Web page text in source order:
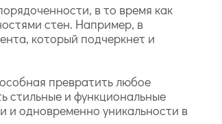
в то время как
стен. Например, в
который подчеркнет и
превратить любое
стильные и функциональные
и одновременно уникальности в